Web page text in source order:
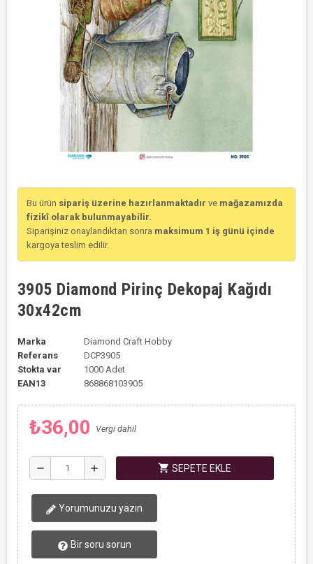
Bu ürün sipariş üzerine hazırlanmaktadır ve mağazamızda
fizikî olarak bulunmayabilir.
Siparişiniz onaylandıktan sonra maksimum 1 iş günü içinde
kargoya teslim edilir.
3905 Diamond Pirinç Dekopaj Kağıdı
30x42cm
Marka
Diamond Craft Hobby
Referans
DCP3905
Stokta var
1000 Adet
EAN13
868868103905
₺36,00 Vergi dahil
remove add shopping_cart SEPETE EKLE
Yorumunuzu yazın
Bir soru sorun